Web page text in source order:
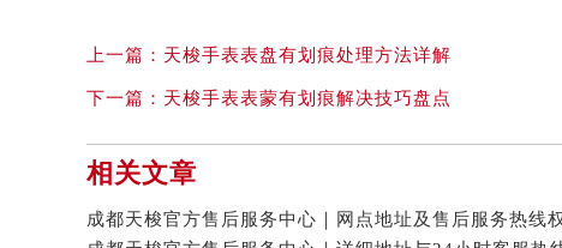
上一篇： 天梭手表表盘有划痕处理方法详解
下一篇： 天梭手表表蒙有划痕解决技巧盘点
相关文章